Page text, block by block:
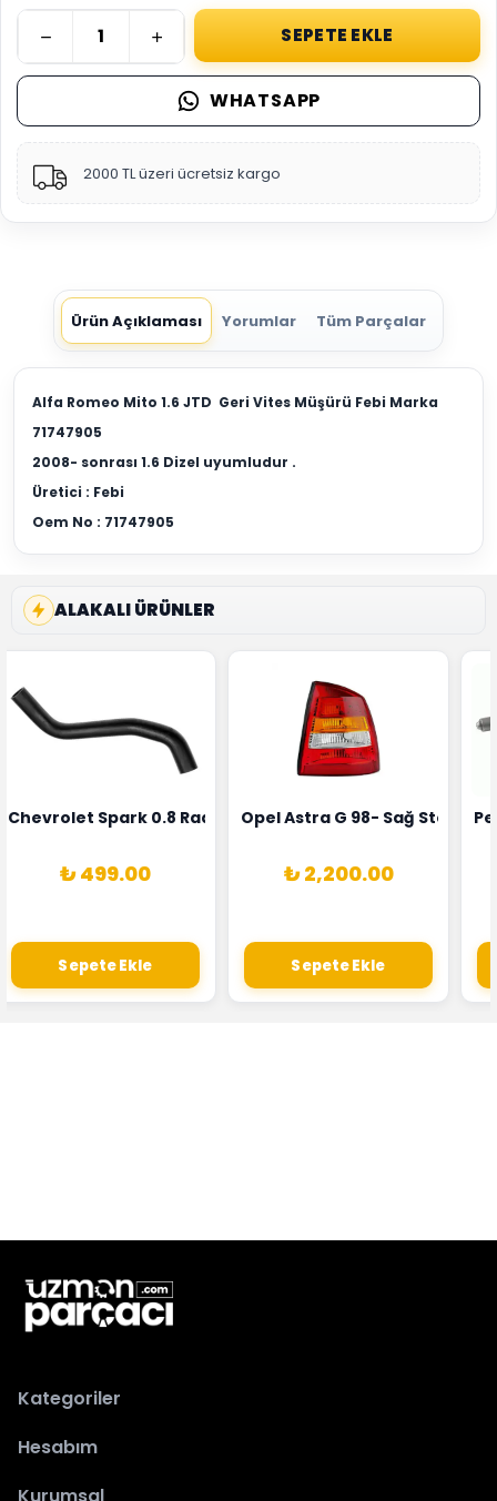
SEPETE EKLE
WHATSAPP
2000 TL üzeri ücretsiz kargo
Ürün Açıklaması Yorumlar Tüm Parçalar
Alfa Romeo Mito 1.6 JTD Geri Vites Müşürü Febi Marka
71747905
2008- sonrası 1.6 Dizel uyumludur .
Üretici : Febi
Oem No : 71747905
ALAKALI ÜRÜNLER
1628HN-0258010081
Alternatörü Valeo Marka 05E903018G
Chevrolet Spark 0.8 Radyatör Üst Hortumu Rapro Marka
₺ 499.00
Sepete Ekle
Opel Astra G 98- Sağ Stop
₺ 2,200.00
Sepete Ekle
Kategoriler
Hesabım